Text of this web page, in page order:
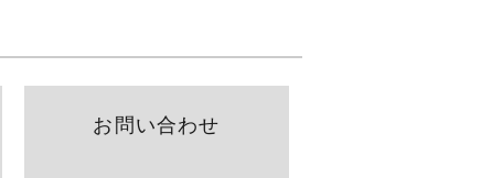
お問い合わせ